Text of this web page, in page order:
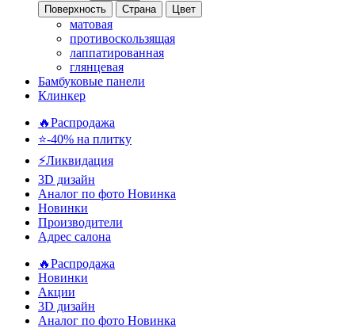
Поверхность
Страна Цвет
матовая
противоскользящая
лаппатированная
глянцевая
Бамбуковые панели
Клинкер
🔥Распродажа
⭐-40% на плитку
⚡️Ликвидация
3D дизайн
Аналог по фото Новинка
Новинки
Производители
Адрес салона
🔥Распродажа
Новинки
Акции
3D дизайн
Аналог по фото Новинка